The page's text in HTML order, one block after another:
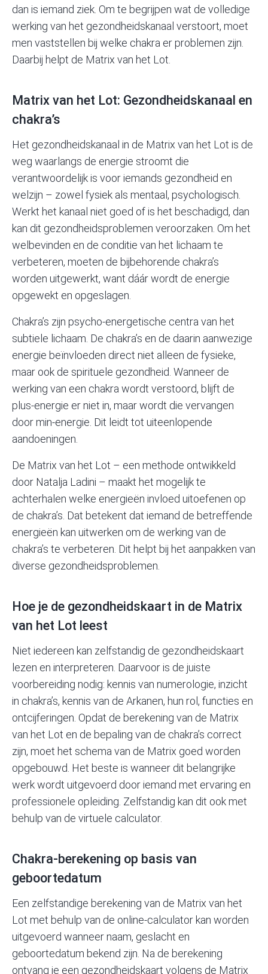
dan is iemand ziek. Om te begrijpen wat de volledige
werking van het gezondheidskanaal verstoort, moet
men vaststellen bij welke chakra er problemen zijn.
Daarbij helpt de Matrix van het Lot.
Matrix van het Lot: Gezondheidskanaal en
chakra’s
Het gezondheidskanaal in de Matrix van het Lot is de
weg waarlangs de energie stroomt die
verantwoordelijk is voor iemands gezondheid en
welzijn – zowel fysiek als mentaal, psychologisch.
Werkt het kanaal niet goed of is het beschadigd, dan
kan dit gezondheidsproblemen veroorzaken. Om het
welbevinden en de conditie van het lichaam te
verbeteren, moeten de bijbehorende chakra’s
worden uitgewerkt, want dáár wordt de energie
opgewekt en opgeslagen.
Chakra’s zijn psycho-energetische centra van het
subtiele lichaam. De chakra’s en de daarin aanwezige
energie beïnvloeden direct niet alleen de fysieke,
maar ook de spirituele gezondheid. Wanneer de
werking van een chakra wordt verstoord, blijft de
plus-energie er niet in, maar wordt die vervangen
door min-energie. Dit leidt tot uiteenlopende
aandoeningen.
De Matrix van het Lot – een methode ontwikkeld
door Natalja Ladini – maakt het mogelijk te
achterhalen welke energieën invloed uitoefenen op
de chakra’s. Dat betekent dat iemand de betreffende
energieën kan uitwerken om de werking van de
chakra’s te verbeteren. Dit helpt bij het aanpakken van
diverse gezondheidsproblemen.
Hoe je de gezondheidskaart in de Matrix
van het Lot leest
Niet iedereen kan zelfstandig de gezondheidskaart
lezen en interpreteren. Daarvoor is de juiste
voorbereiding nodig: kennis van numerologie, inzicht
in chakra’s, kennis van de Arkanen, hun rol, functies en
ontcijferingen. Opdat de berekening van de Matrix
van het Lot en de bepaling van de chakra’s correct
zijn, moet het schema van de Matrix goed worden
opgebouwd. Het beste is wanneer dit belangrijke
werk wordt uitgevoerd door iemand met ervaring en
professionele opleiding. Zelfstandig kan dit ook met
behulp van de virtuele calculator.
Chakra-berekening op basis van
geboortedatum
Een zelfstandige berekening van de Matrix van het
Lot met behulp van de online-calculator kan worden
uitgevoerd wanneer naam, geslacht en
geboortedatum bekend zijn. Na de berekening
ontvang je een gezondheidskaart volgens de Matrix